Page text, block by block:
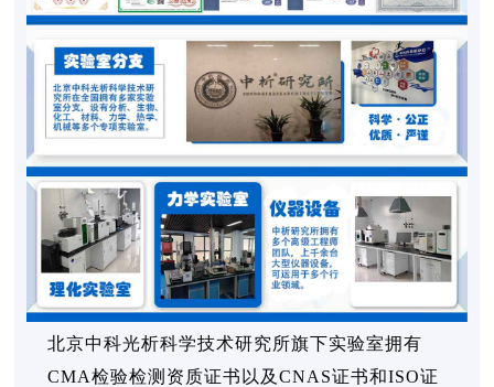
北京中科光析科学技术研究所旗下实验室拥有
CMA检验检测资质证书以及CNAS证书和ISO证